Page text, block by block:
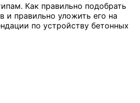
Как правильно подобрать
и правильно уложить его на
по устройству бетонных